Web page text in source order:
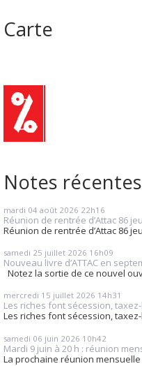
Carte
Notes récentes
mardi 04 août 2026 22h16
Réunion de rentrée d’Attac 86
Réunion de rentrée d’Attac 86
samedi 25 juillet 2026 16h09
Nouveau livre d’ATTAC en
Notez la sortie de ce nouvel
mercredi 15 juillet 2026 14h31
Les riches font sécession, taxez-
Les riches font sécession,
samedi 06 juin 2026 10h42
Mardi 9 juin à 20 h : réunion
La prochaine réunion mensuelle